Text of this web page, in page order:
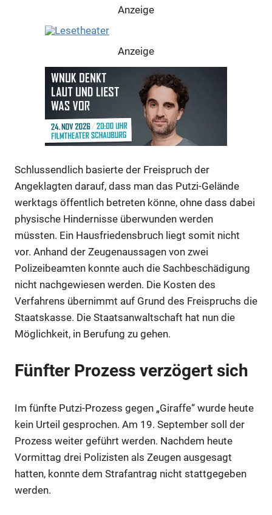
Anzeige
Anzeige
Anzeige
Anzeige
Anzeige
Anzeige
Schlussendlich basierte der Freispruch der
Angeklagten darauf, dass man das Putzi-Gelände
werktags öffentlich betreten könne, ohne dass dabei
physische Hindernisse überwunden werden
müssten. Ein Hausfriedensbruch liegt somit nicht
vor. Anhand der Zeugenaussagen von zwei
Polizeibeamten konnte auch die Sachbeschädigung
nicht nachgewiesen werden. Die Kosten des
Verfahrens übernimmt auf Grund des Freispruchs die
Staatskasse. Die Staatsanwaltschaft hat nun die
Möglichkeit, in Berufung zu gehen.
Fünfter Prozess verzögert sich
Im fünfte Putzi-Prozess gegen „Giraffe“ wurde heute
kein Urteil gesprochen. Am 19. September soll der
Prozess weiter geführt werden. Nachdem heute
Vormittag drei Polizisten als Zeugen ausgesagt
hatten, konnte dem Strafantrag nicht stattgegeben
werden.